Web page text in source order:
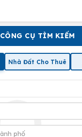
CÔNG CỤ TÌM KIẾM
Nhà Đất Cho Thuê